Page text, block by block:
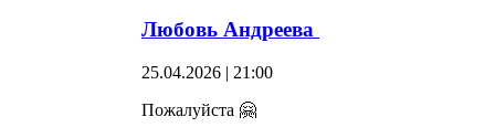
Любовь Андреева
25.04.2026 | 21:00
Пожалуйста 🤗